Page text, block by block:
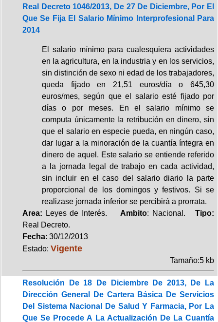
Real Decreto 1046/2013, De 27 De Diciembre, Por El
Que Se Fija El Salario Mínimo Interprofesional Para
2014
El salario mínimo para cualesquiera actividades
en la agricultura, en la industria y en los servicios,
sin distinción de sexo ni edad de los trabajadores,
queda fijado en 21,51 euros/día o 645,30
euros/mes, según que el salario esté fijado por
días o por meses. En el salario mínimo se
computa únicamente la retribución en dinero, sin
que el salario en especie pueda, en ningún caso,
dar lugar a la minoración de la cuantía íntegra en
dinero de aquel. Este salario se entiende referido
a la jornada legal de trabajo en cada actividad,
sin incluir en el caso del salario diario la parte
proporcional de los domingos y festivos. Si se
realizase jornada inferior se percibirá a prorrata.
Area: Leyes de Interés. Ambito: Nacional.Tipo:
Real Decreto.
Fecha: 30/12/2013
Estado: Vigente
Tamaño:5 kb
Resolución De 18 De Diciembre De 2013, De La
Dirección General De Cartera Básica De Servicios
Del Sistema Nacional De Salud Y Farmacia, Por La
Que Se Procede A La Actualización De La Cuantía